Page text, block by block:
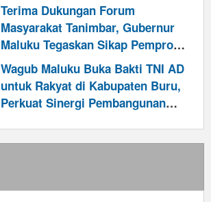
“Laboratorium Kasih”
Terima Dukungan Forum
Masyarakat Tanimbar, Gubernur
Maluku Tegaskan Sikap Pemprov
Tetap Konsisten Kawal Investasi
Blok Masela untuk Kesejahteraan
Rakyat
Wagub Maluku Buka Bakti TNI AD
untuk Rakyat di Kabupaten Buru,
Perkuat Sinergi Pembangunan